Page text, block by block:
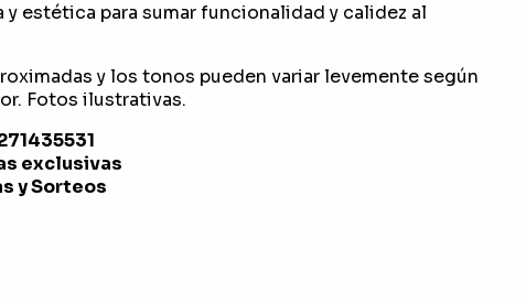
y estética para sumar funcionalidad y calidez al
y los tonos pueden variar levemente según
Fotos ilustrativas.
exclusivas
y Sorteos